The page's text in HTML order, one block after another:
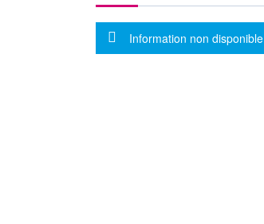
Message d'information
Information non disponible